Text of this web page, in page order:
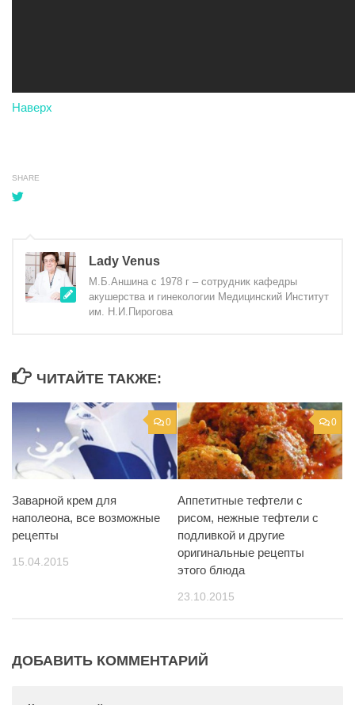
Наверх
SHARE
Lady Venus
М.Б.Аншина с 1978 г – сотрудник кафедры
акушерства и гинекологии Медицинский Институт
им. Н.И.Пирогова
ЧИТАЙТЕ ТАКЖЕ:
0
Заварной крем для
наполеона, все возможные
рецепты
15.04.2015
0
Аппетитные тефтели с
рисом, нежные тефтели с
подливкой и другие
оригинальные рецепты
этого блюда
23.10.2015
ДОБАВИТЬ КОММЕНТАРИЙ